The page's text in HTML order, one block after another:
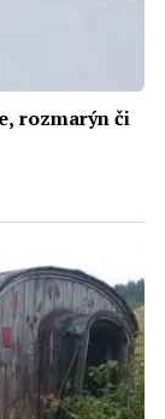
rozmarýn či